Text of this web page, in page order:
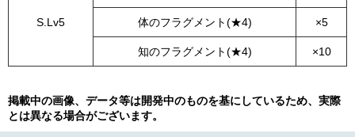
S.Lv5 体のフラグメント(★4) ×5
知のフラグメント(★4) ×10
掲載中の画像、データ等は開発中のものを基にしているため、実際
とは異なる場合がございます。